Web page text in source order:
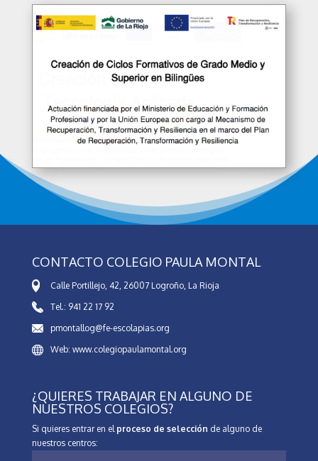
CONTACTO COLEGIO PAULA MONTAL
Calle Portillejo, 42, 26007 Logroño, La Rioja
Tel.: 941 22 17 92
pmontallog@fe-escolapias.org
Web: www.colegiopaulamontal.org
¿QUIERES TRABAJAR EN ALGUNO DE
NUESTROS COLEGIOS?
Si quieres entrar en el proceso de selección de alguno de
nuestros centros: